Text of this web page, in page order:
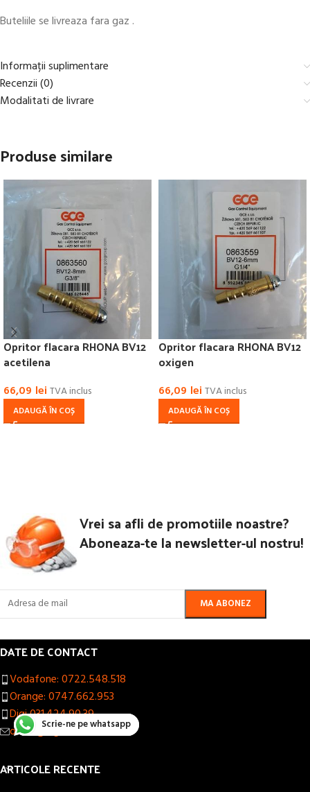
Buteliile se livreaza fara gaz .
Informații suplimentare
Recenzii (0)
Modalitati de livrare
Produse similare
Opritor flacara RHONA BV12
acetilena
66,09 lei TVA inclus
ADAUGĂ ÎN COȘ
Opritor flacara RHONA BV12
oxigen
66,09 lei TVA inclus
ADAUGĂ ÎN COȘ
Vrei sa afli de promotiile noastre?
Aboneaza-te la newsletter-ul nostru!
DATE DE CONTACT
Vodafone: 0722.548.518
Orange: 0747.662.953
Digi 031.424.90.39
office@sigmatools.ro
ARTICOLE RECENTE
Scrie-ne pe whatsapp